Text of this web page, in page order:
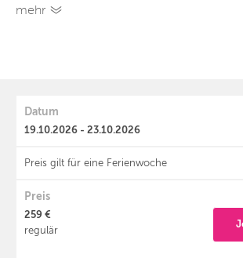
mehr
Datum
19.10.2026 - 23.10.2026
Preis gilt für eine Ferienwoche
Preis
259 €
regulär